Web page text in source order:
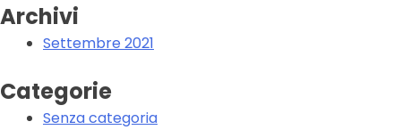
Archivi
Settembre 2021
Categorie
Senza categoria